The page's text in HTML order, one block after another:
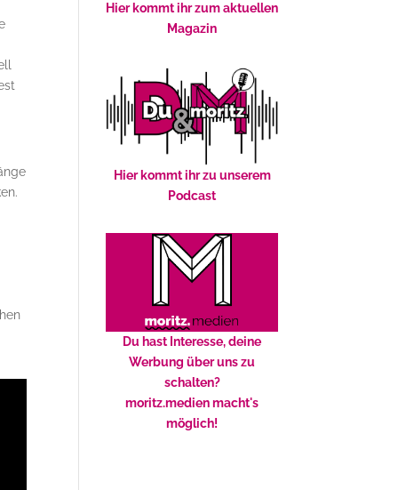
Hier kommt ihr zum aktuellen
Magazin
Hier kommt ihr zu unserem
Podcast
Du hast Interesse, deine
Werbung über uns zu
schalten?
moritz.medien macht's
möglich!